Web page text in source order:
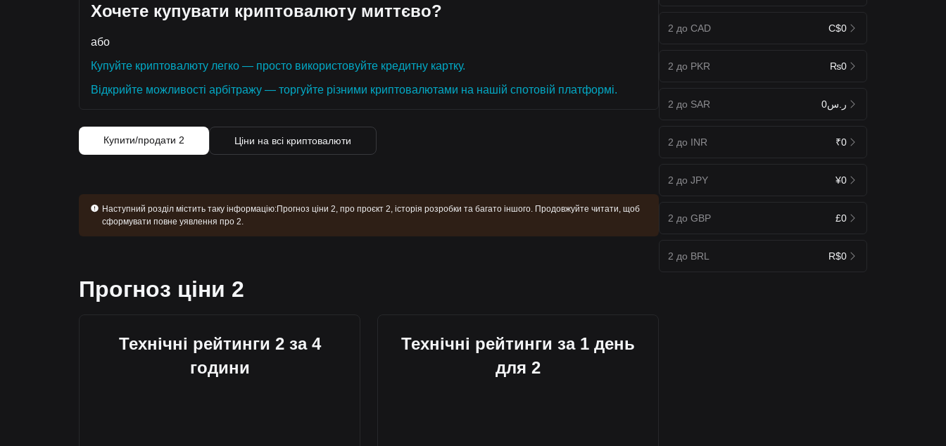
Хочете купувати криптовалюту миттєво?
або
Купуйте криптовалюту легко — просто використовуйте кредитну картку.
Відкрийте можливості арбітражу — торгуйте різними криптовалютами на нашій спотовій платформі.
Купити/продати 2 Ціни на всі криптовалюти
Наступний розділ містить таку інформацію:Прогноз ціни 2, про проєкт 2, історія розробки та багато іншого. Продовжуйте читати, щоб
сформувати повне уявлення про 2.
Прогноз ціни 2
Технічні рейтинги 2 за 4
години
Технічні рейтинги за 1 день
для 2
2 до CAD C$0
2 до PKR ₨0
2 до SAR ر.س0
2 до INR ₹0
2 до JPY ¥0
2 до GBP £0
2 до BRL R$0